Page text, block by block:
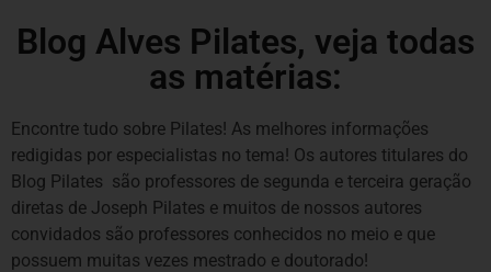
Blog Alves Pilates, veja todas
as matérias:
Encontre tudo sobre Pilates! As melhores informações
redigidas por especialistas no tema! Os autores titulares do
Blog Pilates são professores de segunda e terceira geração
diretas de Joseph Pilates e muitos de nossos autores
convidados são professores conhecidos no meio e que
possuem muitas vezes mestrado e doutorado!